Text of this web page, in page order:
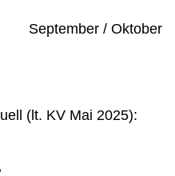
/ Oktober
(lt. KV Mai 2025):